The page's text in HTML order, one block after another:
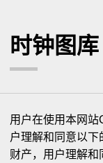
时钟图库
用户在使用本网站
户理解和同意以
财产，用户理解和